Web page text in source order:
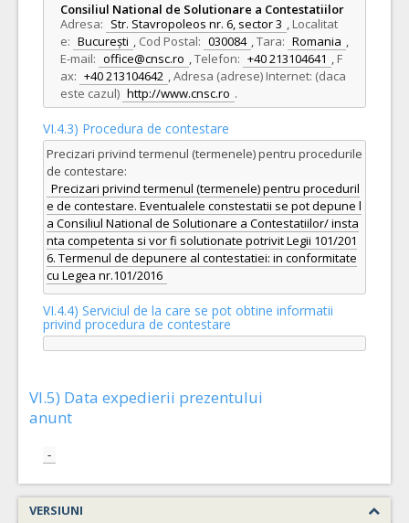
Consiliul National de Solutionare a Contestatiilor
Adresa: Str. Stavropoleos nr. 6, sector 3 , Localitat
e: București , Cod Postal: 030084 ,Tara: Romania ,
E-mail: office@cnsc.ro ,Telefon: +40 213104641 , F
ax: +40 213104642 ,Adresa (adrese) Internet: (daca
este cazul) http://www.cnsc.ro .
VI.4.3) Procedura de contestare
Precizari privind termenul (termenele) pentru procedurile
de contestare:
Precizari privind termenul (termenele) pentru proceduril
e de contestare. Eventualele constestatii se pot depune l
a Consiliul National de Solutionare a Contestatiilor/ insta
nta competenta si vor fi solutionate potrivit Legii 101/201
6. Termenul de depunere al contestatiei: in conformitate
cu Legea nr.101/2016
VI.4.4) Serviciul de la care se pot obtine informatii
privind procedura de contestare
VI.5) Data expedierii prezentului
anunt
-
VERSIUNI